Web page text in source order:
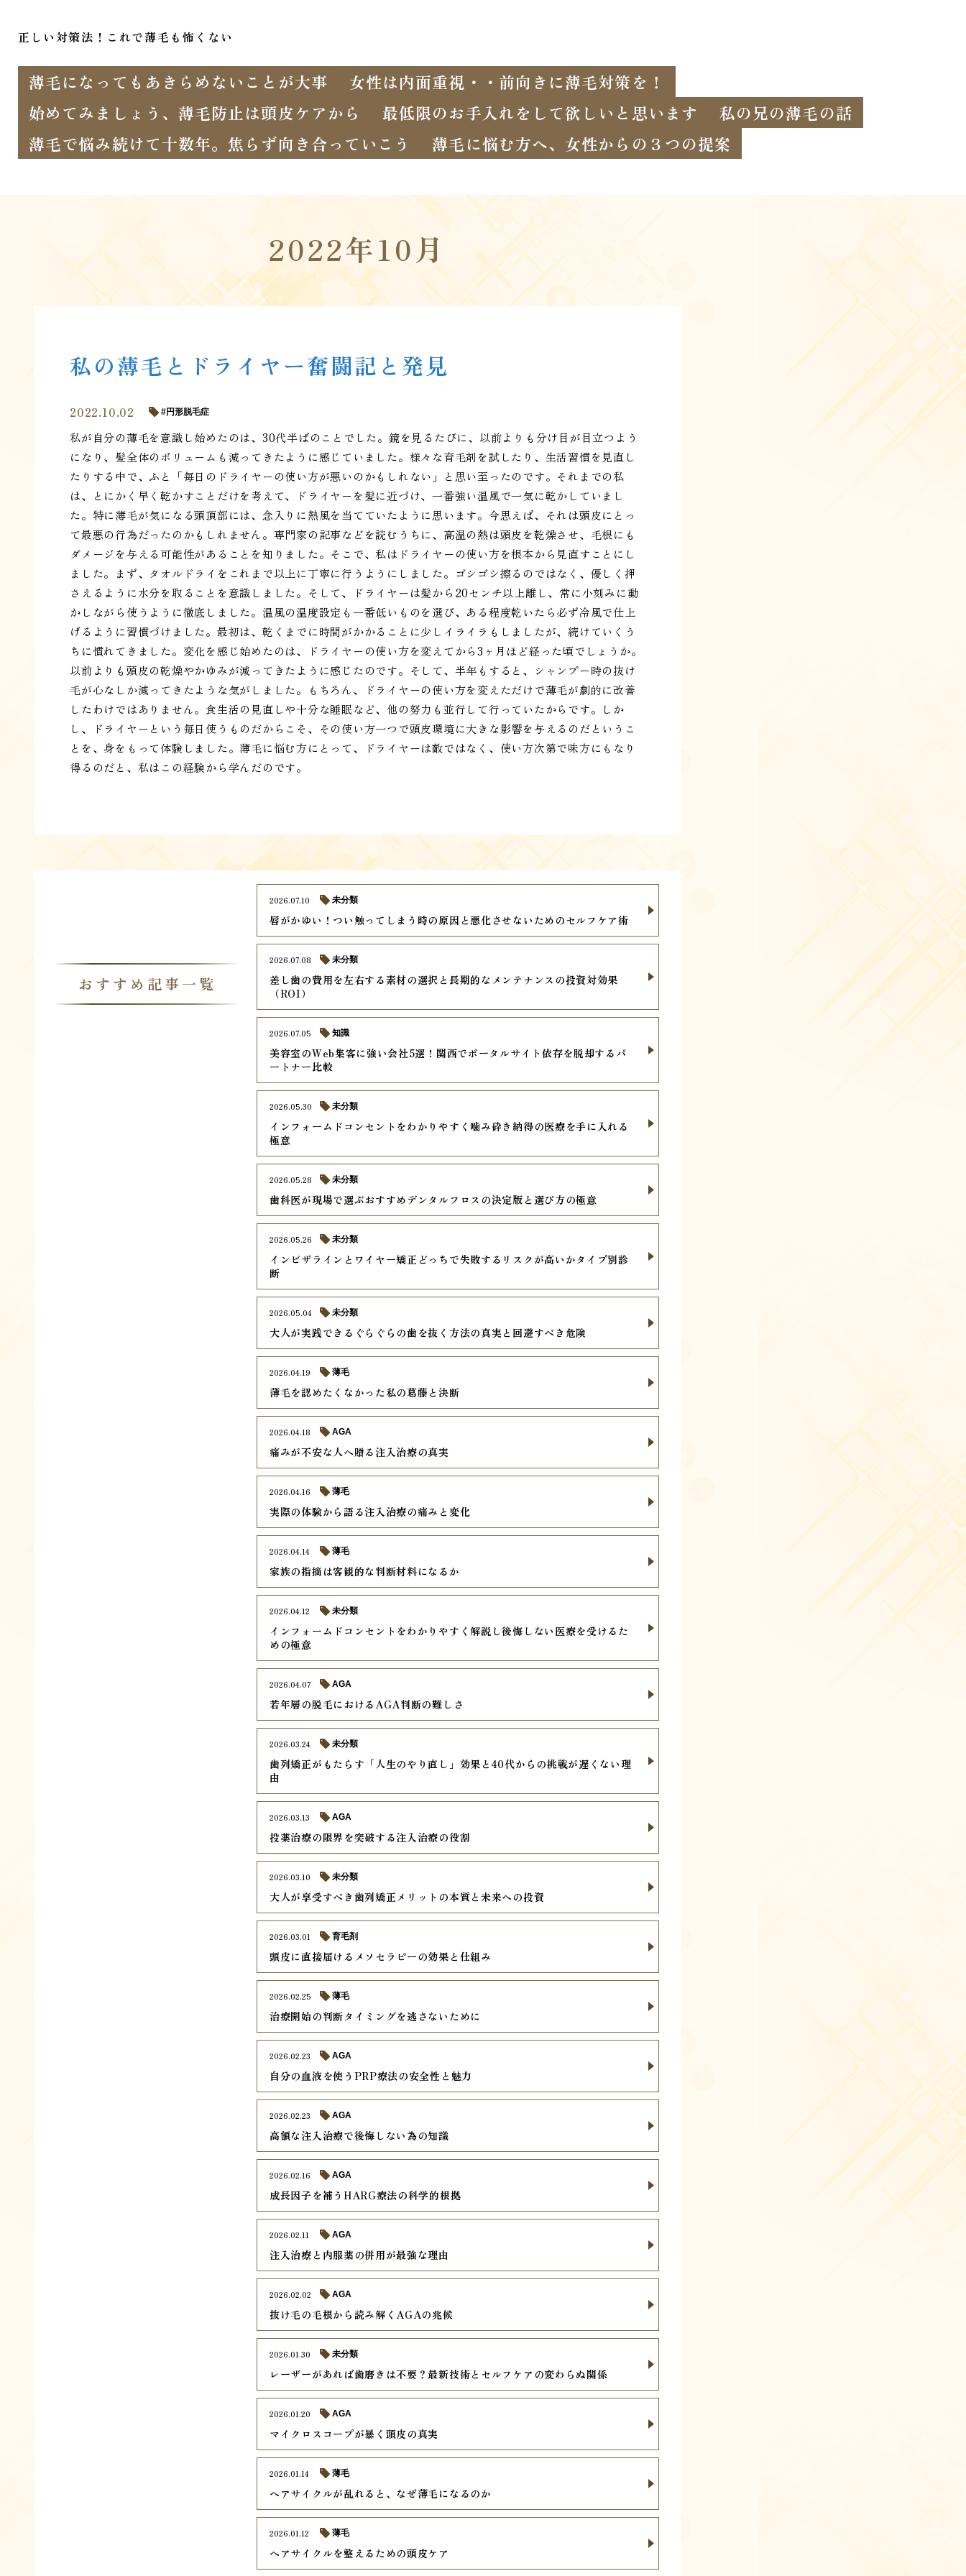
正しい対策法！これで薄毛も怖くない
薄毛になってもあきらめないことが大事
女性は内面重視・・前向きに薄毛対策を！
始めてみましょう、薄毛防止は頭皮ケアから
最低限のお手入れをして欲しいと思います
私の兄の薄毛の話
薄毛で悩み続けて十数年。焦らず向き合っていこう
薄毛に悩む方へ、女性からの３つの提案
2022年10月
私の薄毛とドライヤー奮闘記と発見
2022.10.02 円形脱毛症
私が自分の薄毛を意識し始めたのは、30代半ばのことでした。鏡を見るたびに、以前よりも分け目が目立つよう
になり、髪全体のボリュームも減ってきたように感じていました。様々な育毛剤を試したり、生活習慣を見直し
たりする中で、ふと「毎日のドライヤーの使い方が悪いのかもしれない」と思い至ったのです。それまでの私
は、とにかく早く乾かすことだけを考えて、ドライヤーを髪に近づけ、一番強い温風で一気に乾かしていまし
た。特に薄毛が気になる頭頂部には、念入りに熱風を当てていたように思います。今思えば、それは頭皮にとっ
て最悪の行為だったのかもしれません。専門家の記事などを読むうちに、高温の熱は頭皮を乾燥させ、毛根にも
ダメージを与える可能性があることを知りました。そこで、私はドライヤーの使い方を根本から見直すことにし
ました。まず、タオルドライをこれまで以上に丁寧に行うようにしました。ゴシゴシ擦るのではなく、優しく押
さえるように水分を取ることを意識しました。そして、ドライヤーは髪から20センチ以上離し、常に小刻みに動
かしながら使うように徹底しました。温風の温度設定も一番低いものを選び、ある程度乾いたら必ず冷風で仕上
げるように習慣づけました。最初は、乾くまでに時間がかかることに少しイライラもしましたが、続けていくう
ちに慣れてきました。変化を感じ始めたのは、ドライヤーの使い方を変えてから3ヶ月ほど経った頃でしょうか。
以前よりも頭皮の乾燥やかゆみが減ってきたように感じたのです。そして、半年もすると、シャンプー時の抜け
毛が心なしか減ってきたような気がしました。もちろん、ドライヤーの使い方を変えただけで薄毛が劇的に改善
したわけではありません。食生活の見直しや十分な睡眠など、他の努力も並行して行っていたからです。しか
し、ドライヤーという毎日使うものだからこそ、その使い方一つで頭皮環境に大きな影響を与えるのだというこ
とを、身をもって体験しました。薄毛に悩む方にとって、ドライヤーは敵ではなく、使い方次第で味方にもなり
得るのだと、私はこの経験から学んだのです。
おすすめ記事一覧
唇がかゆい！つい触ってしまう時の原因と悪化させないためのセルフケア術
2026.07.10 未分類
差し歯の費用を左右する素材の選択と長期的なメンテナンスの投資対効果
（ROI）
2026.07.08 未分類
美容室のWeb集客に強い会社5選！関西でポータルサイト依存を脱却するパ
ートナー比較
2026.07.05 知識
インフォームドコンセントをわかりやすく噛み砕き納得の医療を手に入れる
極意
2026.05.30 未分類
歯科医が現場で選ぶおすすめデンタルフロスの決定版と選び方の極意
2026.05.28 未分類
インビザラインとワイヤー矯正どっちで失敗するリスクが高いかタイプ別診
断
2026.05.26 未分類
大人が実践できるぐらぐらの歯を抜く方法の真実と回避すべき危険
2026.05.04 未分類
薄毛を認めたくなかった私の葛藤と決断
2026.04.19 薄毛
痛みが不安な人へ贈る注入治療の真実
2026.04.18 AGA
実際の体験から語る注入治療の痛みと変化
2026.04.16 薄毛
家族の指摘は客観的な判断材料になるか
2026.04.14 薄毛
インフォームドコンセントをわかりやすく解説し後悔しない医療を受けるた
めの極意
2026.04.12 未分類
若年層の脱毛におけるAGA判断の難しさ
2026.04.07 AGA
歯列矯正がもたらす「人生のやり直し」効果と40代からの挑戦が遅くない理
由
2026.03.24 未分類
投薬治療の限界を突破する注入治療の役割
2026.03.13 AGA
大人が享受すべき歯列矯正メリットの本質と未来への投資
2026.03.10 未分類
頭皮に直接届けるメソセラピーの効果と仕組み
2026.03.01 育毛剤
治療開始の判断タイミングを逃さないために
2026.02.25 薄毛
自分の血液を使うPRP療法の安全性と魅力
2026.02.23 AGA
高額な注入治療で後悔しない為の知識
2026.02.23 AGA
成長因子を補うHARG療法の科学的根拠
2026.02.16 AGA
注入治療と内服薬の併用が最強な理由
2026.02.11 AGA
抜け毛の毛根から読み解くAGAの兆候
2026.02.02 AGA
レーザーがあれば歯磨きは不要？最新技術とセルフケアの変わらぬ関係
2026.01.30 未分類
マイクロスコープが暴く頭皮の真実
2026.01.20 AGA
ヘアサイクルが乱れると、なぜ薄毛になるのか
2026.01.14 薄毛
ヘアサイクルを整えるための頭皮ケア
2026.01.12 薄毛